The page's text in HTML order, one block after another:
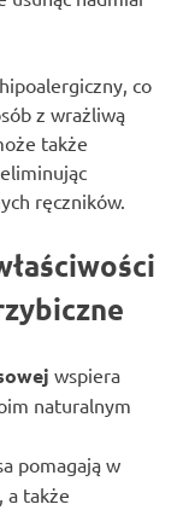
co
z wrażliwą
także
ręczników.
wspiera
naturalnym
pomagają w
a także